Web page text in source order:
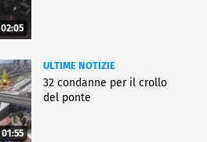
02:05
01:55
ULTIME NOTIZIE
32 condanne per il crollo
del ponte